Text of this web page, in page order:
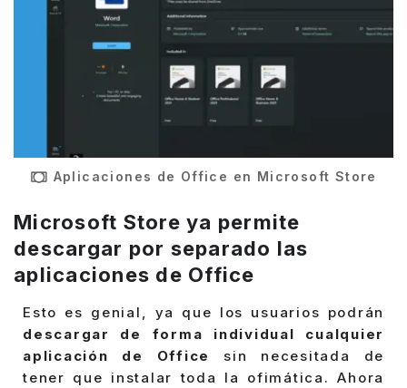
Aplicaciones de Office en Microsoft Store
Microsoft Store ya permite
descargar por separado las
aplicaciones de Office
Esto es genial, ya que los usuarios podrán
descargar de forma individual cualquier
aplicación de Office
sin necesitada de
tener que instalar toda la ofimática. Ahora